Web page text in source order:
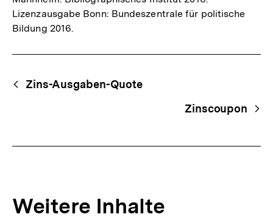
Lizenzausgabe Bonn: Bundeszentrale für politische
Bildung 2016.
Begriffsnavigation
Content-
Navigation
Zins-Ausgaben-Quote
Zinscoupon
Weitere Inhalte